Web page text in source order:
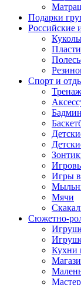
Подарки
Российские
Спорт и
Игры
Мячи
Сюжетно-
Кухни